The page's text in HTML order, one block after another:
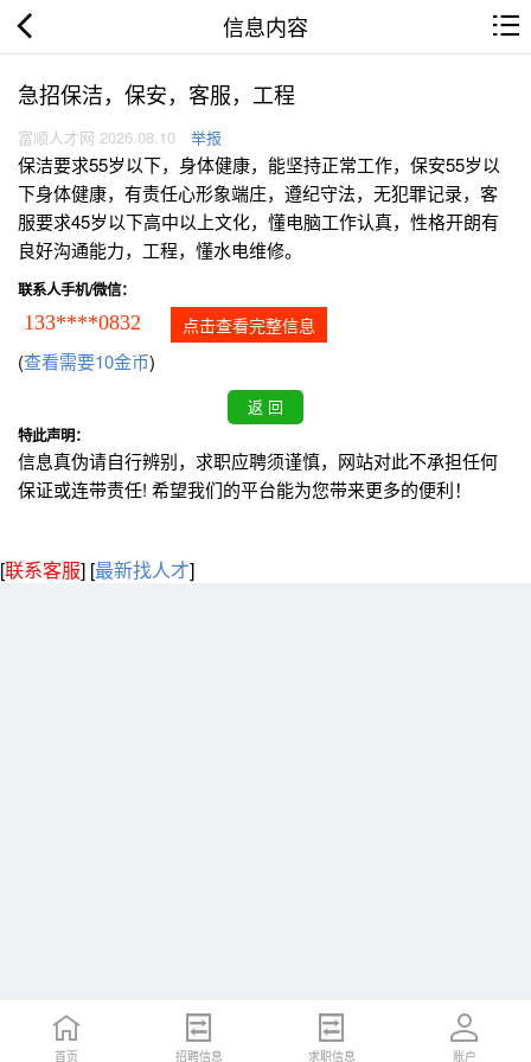
信息内容
急招保洁，保安，客服，工程
富顺人才网 2026.08.10 举报
保洁要求55岁以下，身体健康，能坚持正常工作，保安55岁以
下身体健康，有责任心形象端庄，遵纪守法，无犯罪记录，客
服要求45岁以下高中以上文化，懂电脑工作认真，性格开朗有
良好沟通能力，工程，懂水电维修。
联系人手机/微信：
133****0832 点击查看完整信息
(查看需要10金币)
特此声明：
信息真伪请自行辨别，求职应聘须谨慎，网站对此不承担任何
保证或连带责任! 希望我们的平台能为您带来更多的便利！
[联系客服] [最新找人才]
首页 招聘信息 求职信息 账户